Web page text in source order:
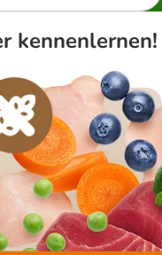
kennenlernen!